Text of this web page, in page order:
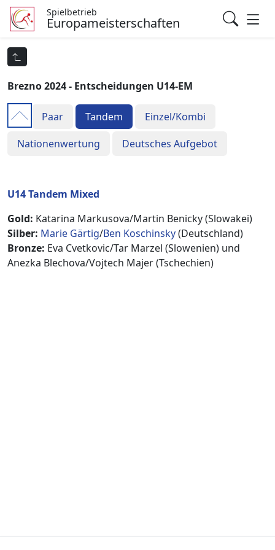
Spielbetrieb
Europameisterschaften
Brezno 2024 - Entscheidungen U14-EM
Paar Tandem
Einzel/Kombi
Nationenwertung
Deutsches Aufgebot
U14 Tandem Mixed
Gold: Katarina Markusova/Martin Benicky (Slowakei)
Silber: Marie Gärtig/Ben Koschinsky(Deutschland)
Bronze: Eva Cvetkovic/Tar Marzel (Slowenien) und
Anezka Blechova/Vojtech Majer (Tschechien)